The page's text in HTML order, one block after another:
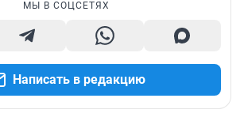
МЫ В СОЦСЕТЯХ
Написать в редакцию